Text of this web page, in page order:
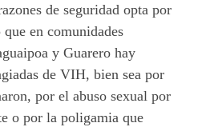
de seguridad opta por
en comunidades
y Guarero hay
de VIH, bien sea por
por el abuso sexual por
o por la poligamia que